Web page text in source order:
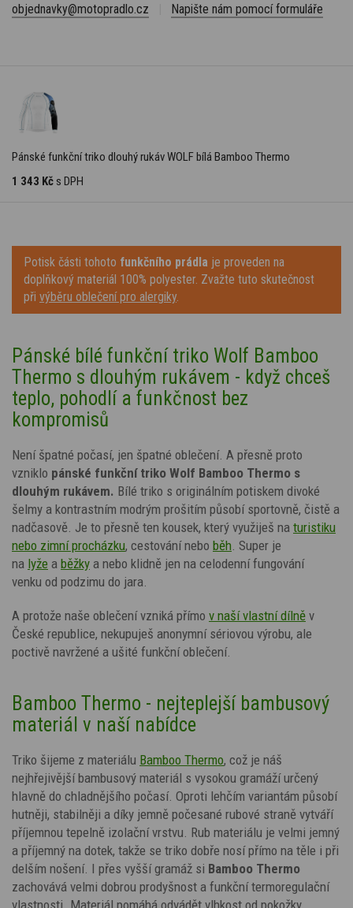
objednavky@motopradlo.cz
Napište nám pomocí formuláře
Pánské funkční triko dlouhý rukáv WOLF bílá Bamboo Thermo
1 343 Kč s DPH
Potisk části tohoto funkčního prádla je proveden na
doplňkový materiál 100% polyester. Zvažte tuto skutečnost
při výběru oblečení pro alergiky.
Pánské bílé funkční triko Wolf Bamboo
Thermo s dlouhým rukávem - když chceš
teplo, pohodlí a funkčnost bez
kompromisů
Není špatné počasí, jen špatné oblečení. A přesně proto
vzniklo pánské funkční triko Wolf Bamboo Thermo s
dlouhým rukávem. Bílé triko s originálním potiskem divoké
šelmy a kontrastním modrým prošitím působí sportovně, čistě a
nadčasově. Je to přesně ten kousek, který využiješ na turistiku
nebo zimní procházku, cestování nebo běh . Super je
na lyže a běžky a nebo klidně jen na celodenní fungování
venku od podzimu do jara.
A protože naše oblečení vzniká přímo v naší vlastní dílně v
České republice, nekupuješ anonymní sériovou výrobu, ale
poctivě navržené a ušité funkční oblečení.
Bamboo Thermo - nejteplejší bambusový
materiál v naší nabídce
Triko šijeme z materiálu Bamboo Thermo, což je náš
nejhřejivější bambusový materiál s vysokou gramáží určený
hlavně do chladnějšího počasí. Oproti lehčím variantám působí
hutněji, stabilněji a díky jemně počesané rubové straně vytváří
příjemnou tepelně izolační vrstvu. Rub materiálu je velmi jemný
a příjemný na dotek, takže se triko dobře nosí přímo na těle i při
delším nošení. I přes vyšší gramáž si Bamboo Thermo
zachovává velmi dobrou prodyšnost a funkční termoregulační
vlastnosti. Materiál pomáhá odvádět vlhkost od pokožky,